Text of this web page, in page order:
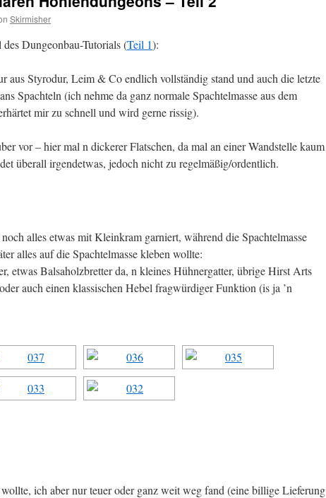
Skirmisher
Dungeonbau-Tutorials (Teil 1):
aus Styrodur, Leim & Co endlich vollständig stand und auch die letzte
Spachteln (ich nehme da ganz normale Spachtelmasse aus dem
mir zu schnell und wird gerne rissig).
vor – hier mal n dickerer Flatschen, da mal an einer Wandstelle kaum
überall irgendetwas, jedoch nicht zu regelmäßig/ordentlich.
alles etwas mit Kleinkram garniert, während die Spachtelmasse
alles auf die Spachtelmasse kleben wollte:
etwas Balsaholzbretter da, n kleines Hühnergatter, übrige Hirst Arts
auch einen klassischen Hebel fragwürdiger Funktion (is ja ’n
ich aber nur teuer oder ganz weit weg fand (eine billige Lieferung